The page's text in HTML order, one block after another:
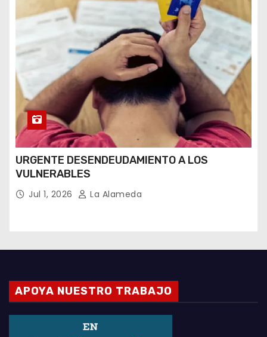
URGENTE DESENDEUDAMIENTO A LOS
VULNERABLES
Jul 1, 2026 La Alameda
APOYA NUESTRO TRABAJO